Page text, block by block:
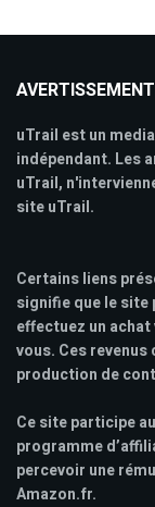
AVERTISSEMENT
uTrail est un
indépendant. Les
uTrail,
site uTrail.
Certains liens
signifie que le site
effectuez un
vous. Ces
production de
Ce site participe au
programme
percevoir une
Amazon.fr.